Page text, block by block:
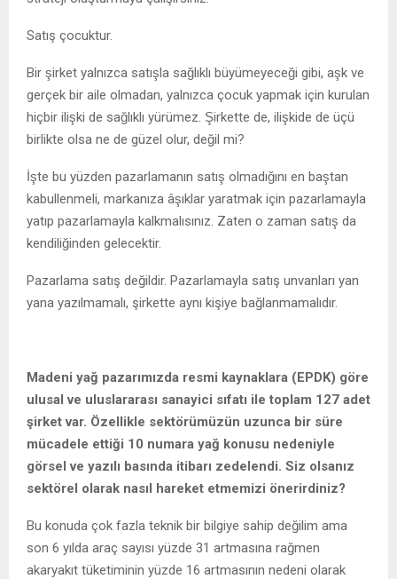
Satış çocuktur.
Bir şirket yalnızca satışla sağlıklı büyümeyeceği gibi, aşk ve
gerçek bir aile olmadan, yalnızca çocuk yapmak için kurulan
hiçbir ilişki de sağlıklı yürümez. Şirkette de, ilişkide de üçü
birlikte olsa ne de güzel olur, değil mi?
İşte bu yüzden pazarlamanın satış olmadığını en baştan
kabullenmeli, markanıza âşıklar yaratmak için pazarlamayla
yatıp pazarlamayla kalkmalısınız. Zaten o zaman satış da
kendiliğinden gelecektir.
Pazarlama satış değildir. Pazarlamayla satış unvanları yan
yana yazılmamalı, şirkette aynı kişiye bağlanmamalıdır.
Madeni yağ pazarımızda resmi kaynaklara (EPDK) göre
ulusal ve uluslararası sanayici sıfatı ile toplam 127 adet
şirket var. Özellikle sektörümüzün uzunca bir süre
mücadele ettiği 10 numara yağ konusu nedeniyle
görsel ve yazılı basında itibarı zedelendi. Siz olsanız
sektörel olarak nasıl hareket etmemizi önerirdiniz?
Bu konuda çok fazla teknik bir bilgiye sahip değilim ama
son 6 yılda araç sayısı yüzde 31 artmasına rağmen
akaryakıt tüketiminin yüzde 16 artmasının nedeni olarak